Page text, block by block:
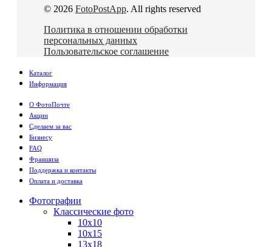
© 2026 FotoPostApp. All rights reserved
Политика в отношении обработки
персональных данных
Пользовательское соглашение
Каталог
Информация
О ФотоПочте
Акции
Сделаем за вас
Бизнесу
FAQ
Франшиза
Поддержка и контакты
Оплата и доставка
Фотографии
Классические фото
10х10
10х15
13х18